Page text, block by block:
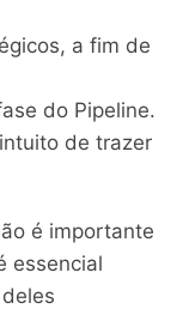
a fim de
do Pipeline.
de trazer
é importante
essencial